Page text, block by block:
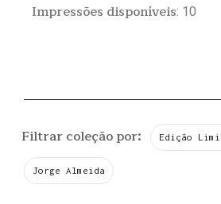
Impressões disponíveis: 10
Filtrar coleção por: Edição
Jorge Almeida